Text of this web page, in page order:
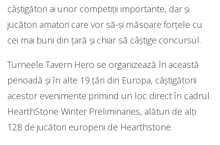
câștigători ai unor competiții importante, dar și
jucători amatori care vor să-și măsoare forțele cu
cei mai buni din țară și chiar să câștige concursul.
Turneele Tavern Hero se organizează în această
perioadă și în alte 19 țări din Europa, câștigătorii
acestor evenimente primind un loc direct în cadrul
HearthStone Winter Preliminaries, alături de alți
128 de jucători europeni de Hearthstone.